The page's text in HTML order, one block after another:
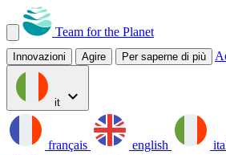
Team for the Planet
Innovazioni Agire Per saperne di più
it expand_more
français english